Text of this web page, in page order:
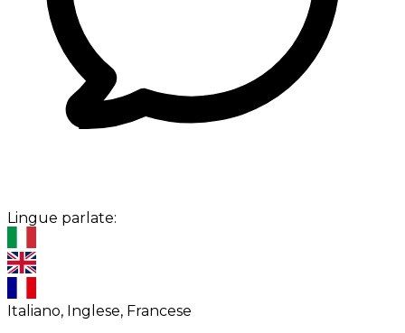
Lingue parlate:
Italiano, Inglese, Francese